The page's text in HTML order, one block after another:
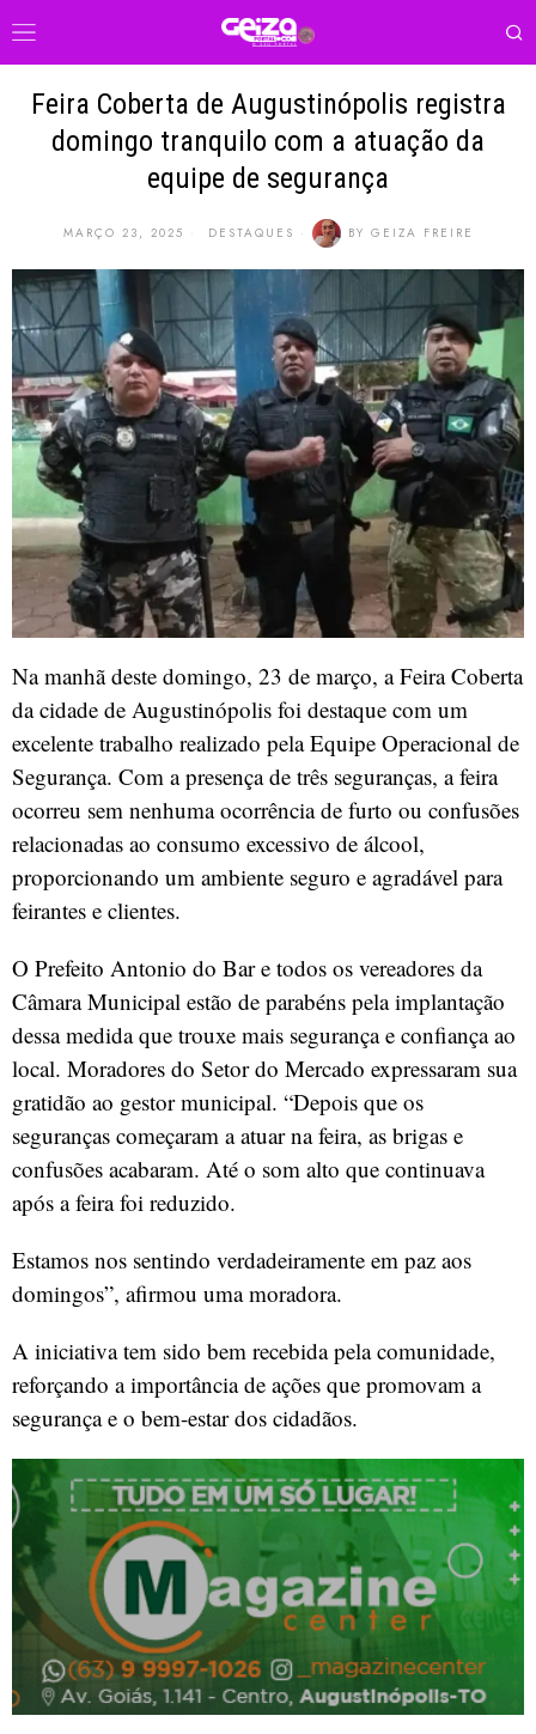
Feira Coberta de Augustinópolis registra
domingo tranquilo com a atuação da
equipe de segurança
MARÇO 23, 2025 DESTAQUES BY GEIZA FREIRE
Na manhã deste domingo, 23 de março, a Feira Coberta
da cidade de Augustinópolis foi destaque com um
excelente trabalho realizado pela Equipe Operacional de
Segurança. Com a presença de três seguranças, a feira
ocorreu sem nenhuma ocorrência de furto ou confusões
relacionadas ao consumo excessivo de álcool,
proporcionando um ambiente seguro e agradável para
feirantes e clientes.
O Prefeito Antonio do Bar e todos os vereadores da
Câmara Municipal estão de parabéns pela implantação
dessa medida que trouxe mais segurança e confiança ao
local. Moradores do Setor do Mercado expressaram sua
gratidão ao gestor municipal. “Depois que os
seguranças começaram a atuar na feira, as brigas e
confusões acabaram. Até o som alto que continuava
após a feira foi reduzido.
Estamos nos sentindo verdadeiramente em paz aos
domingos”, afirmou uma moradora.
A iniciativa tem sido bem recebida pela comunidade,
reforçando a importância de ações que promovam a
segurança e o bem-estar dos cidadãos.